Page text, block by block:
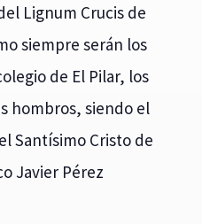
Lignum Crucis de
siempre serán los
de El Pilar, los
hombros, siendo el
Santísimo Cristo de
Javier Pérez